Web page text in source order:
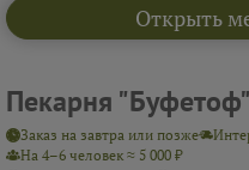
Открыть
Пекарня "Буфетоф"
Заказ на завтра или позже
На 4–6 человек ≈ 5 000 ₽